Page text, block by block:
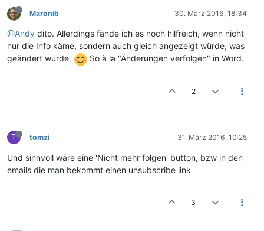
Maronib 30. März 2016, 18:34
@Andy dito. Allerdings fände ich es noch hilfreich, wenn nicht
nur die Info käme, sondern auch gleich angezeigt würde, was
geändert wurde.
So à la "Änderungen verfolgen" in Word.
2
T tomzi 31. März 2016, 10:25
Und sinnvoll wäre eine 'Nicht mehr folgen' button, bzw in den
emails die man bekommt einen unsubscribe link
3